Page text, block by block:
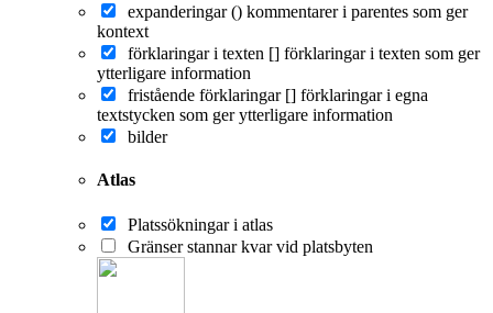
expanderingar () kommentarer i parentes som ger
kontext
förklaringar i texten [] förklaringar i texten som ger
ytterligare information
fristående förklaringar [] förklaringar i egna
textstycken som ger ytterligare information
bilder
Atlas
Platssökningar i atlas
Gränser stannar kvar vid platsbyten